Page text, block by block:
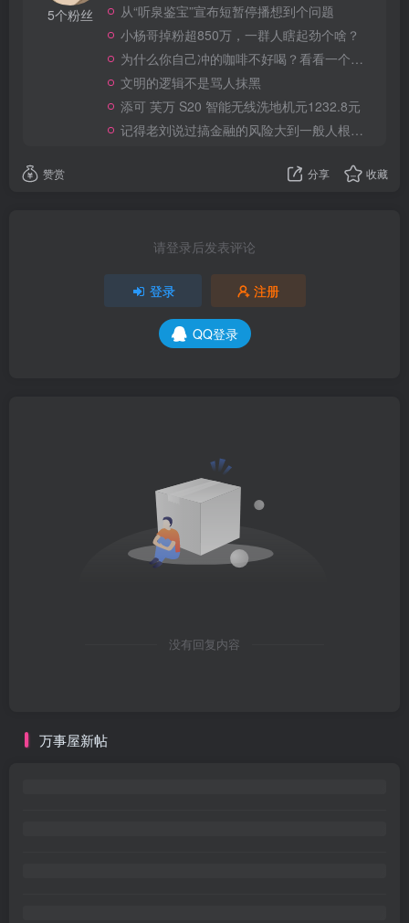
5个粉丝
从“听泉鉴宝”宣布短暂停播想到个问题
小杨哥掉粉超850万，一群人瞎起劲个啥？
为什么你自己冲的咖啡不好喝？看看一个自媒体博主的分享
文明的逻辑不是骂人抹黑
添可 芙万 S20 智能无线洗地机元1232.8元
记得老刘说过搞金融的风险大到一般人根本承受不起
赞赏 分享 收藏
请登录后发表评论
登录 注册
QQ登录
没有回复内容
万事屋新帖